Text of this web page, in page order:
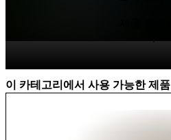
이 카테고리에서 사용 가능한 제품